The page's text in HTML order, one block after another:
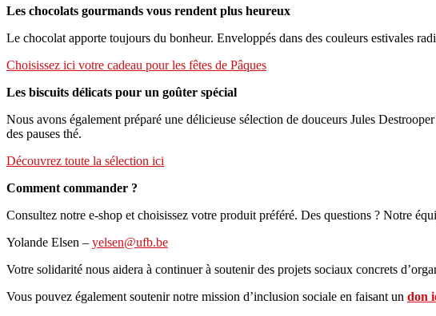
Les chocolats gourmands vous rendent plus heureux
Le chocolat apporte toujours du bonheur. Enveloppés dans des couleurs estivales
Choisissez ici votre cadeau pour les fêtes de Pâques
Les biscuits délicats pour un goûter spécial
Nous avons également préparé une délicieuse sélection de douceurs Jules
des pauses thé.
Découvrez toute la sélection ici
Comment commander ?
Consultez notre e-shop et choisissez votre produit préféré. Des questions ? Notre
Yolande Elsen – yelsen@ufb.be
Votre solidarité nous aidera à continuer à soutenir des projets sociaux concrets
Vous pouvez également soutenir notre mission d’inclusion sociale en faisant un don